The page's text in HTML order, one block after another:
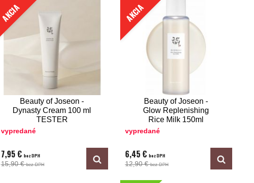
AKCIA
Beauty of Joseon -
Dynasty Cream 100 ml
TESTER
vypredané
7,95 € bez DPH
15,90 €bez DPH
AKCIA
Beauty of Joseon -
Glow Replenishing
Rice Milk 150ml
vypredané
6,45 € bez DPH
12,90 €bez DPH